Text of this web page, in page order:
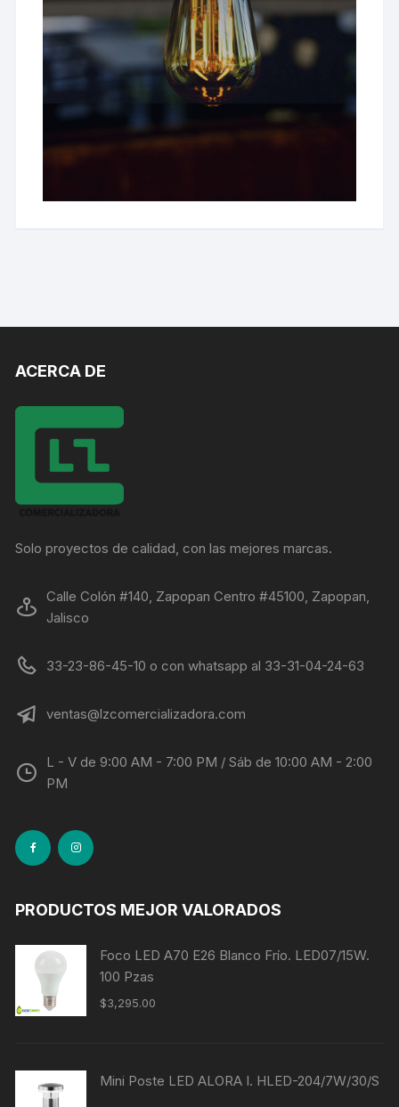
ACERCA DE
Solo proyectos de calidad, con las mejores marcas.
Calle Colón #140, Zapopan Centro #45100, Zapopan,
Jalisco
33-23-86-45-10 o con whatsapp al 33-31-04-24-63
ventas@lzcomercializadora.com
L - V de 9:00 AM - 7:00 PM / Sáb de 10:00 AM - 2:00
PM
PRODUCTOS MEJOR VALORADOS
Foco LED A70 E26 Blanco Frío. LED07/15W.
100 Pzas
$3,295.00
Mini Poste LED ALORA I. HLED-204/7W/30/S